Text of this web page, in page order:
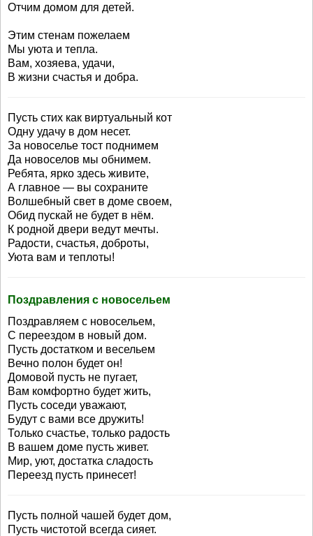
Отчим домом для детей.
Этим стенам пожелаем
Мы уюта и тепла.
Вам, хозяева, удачи,
В жизни счастья и добра.
Пусть стих как виртуальный кот
Одну удачу в дом несет.
За новоселье тост поднимем
Да новоселов мы обнимем.
Ребята, ярко здесь живите,
А главное — вы сохраните
Волшебный свет в доме своем,
Обид пускай не будет в нём.
К родной двери ведут мечты.
Радости, счастья, доброты,
Уюта вам и теплоты!
Поздравления с новосельем
Поздравляем с новосельем,
С переездом в новый дом.
Пусть достатком и весельем
Вечно полон будет он!
Домовой пусть не пугает,
Вам комфортно будет жить,
Пусть соседи уважают,
Будут с вами все дружить!
Только счастье, только радость
В вашем доме пусть живет.
Мир, уют, достатка сладость
Переезд пусть принесет!
Пусть полной чашей будет дом,
Пусть чистотой всегда сияет.